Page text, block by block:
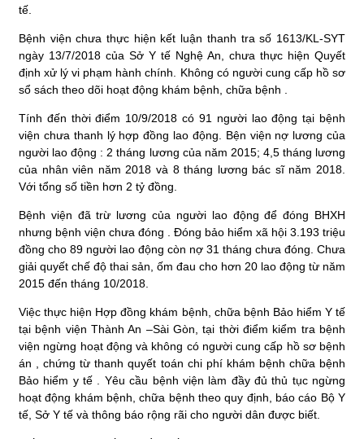
tế.
Bệnh viện chưa thực hiện kết luận thanh tra số 1613/KL-SYT
ngày 13/7/2018 của Sở Y tế Nghệ An, chưa thực hiện Quyết
định xử lý vi phạm hành chính. Không có người cung cấp hồ sơ
sổ sách theo dõi hoạt động khám bệnh, chữa bệnh .
Tính đến thời điểm 10/9/2018 có 91 người lao động tại bệnh
viện chưa thanh lý hợp đồng lao động. Bện viện nợ lương của
người lao động : 2 tháng lương của năm 2015; 4,5 tháng lương
của nhân viên năm 2018 và 8 tháng lương bác sĩ năm 2018.
Với tổng số tiền hơn 2 tỷ đồng.
Bệnh viện đã trừ lương của người lao động để đóng BHXH
nhưng bệnh viện chưa đóng . Đóng bảo hiểm xã hội 3.193 triệu
đồng cho 89 người lao động còn nợ 31 tháng chưa đóng. Chưa
giải quyết chế độ thai sản, ốm đau cho hơn 20 lao động từ năm
2015 đến tháng 10/2018.
Việc thực hiện Hợp đồng khám bệnh, chữa bệnh Bảo hiểm Y tế
tại bệnh viện Thành An –Sài Gòn, tại thời điểm kiểm tra bệnh
viện ngừng hoạt động và không có người cung cấp hồ sơ bệnh
án , chứng từ thanh quyết toán chi phí khám bệnh chữa bệnh
Bảo hiểm y tế . Yêu cầu bệnh viện làm đầy đủ thủ tục ngừng
hoạt động khám bệnh, chữa bệnh theo quy định, báo cáo Bộ Y
tế, Sở Y tế và thông báo rộng rãi cho người dân được biết.